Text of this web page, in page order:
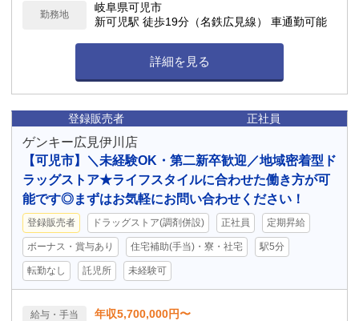
勤務地
岐阜県可児市
新可児駅 徒歩19分（名鉄広見線） 車通勤可能
詳細を見る
登録販売者 正社員
ゲンキー広見伊川店
【可児市】＼未経験OK・第二新卒歓迎／地域密着型ド
ラッグストア★ライフスタイルに合わせた働き方が可
能です◎まずはお気軽にお問い合わせください！
登録販売者 ドラッグストア(調剤併設) 正社員 定期昇給
ボーナス・賞与あり 住宅補助(手当)・寮・社宅 駅5分
転勤なし 託児所 未経験可
給与・手当 年収5,700,000円〜